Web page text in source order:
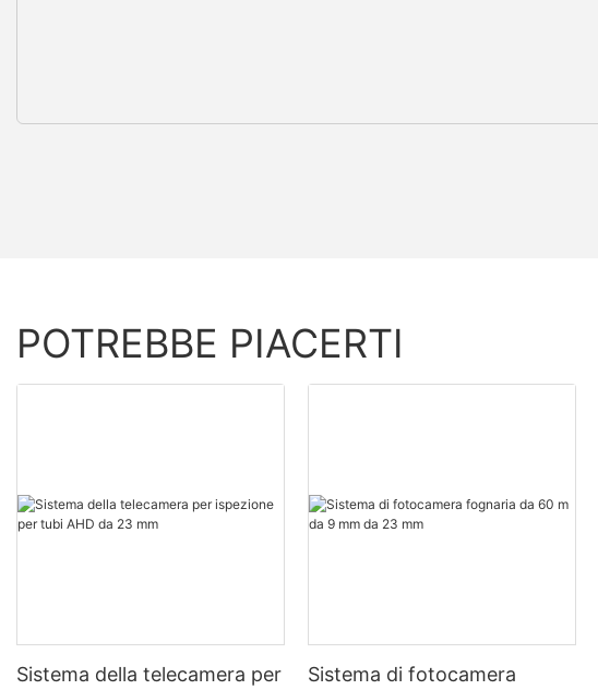
POTREBBE PIACERTI
Sistema della telecamera per
Sistema di fotocamera